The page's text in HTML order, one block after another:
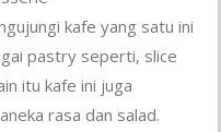
kafe yang satu ini
pastry seperti, slice
itu kafe ini juga
rasa dan salad.